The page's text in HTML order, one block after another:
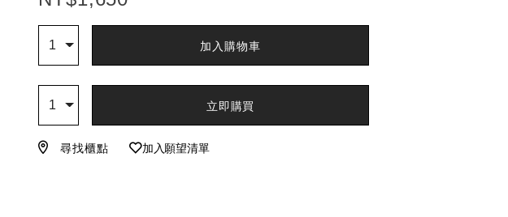
入
購
物
車
品
操
作
1 加入購物車
1 立即購買
尋找櫃點 加入願望清單